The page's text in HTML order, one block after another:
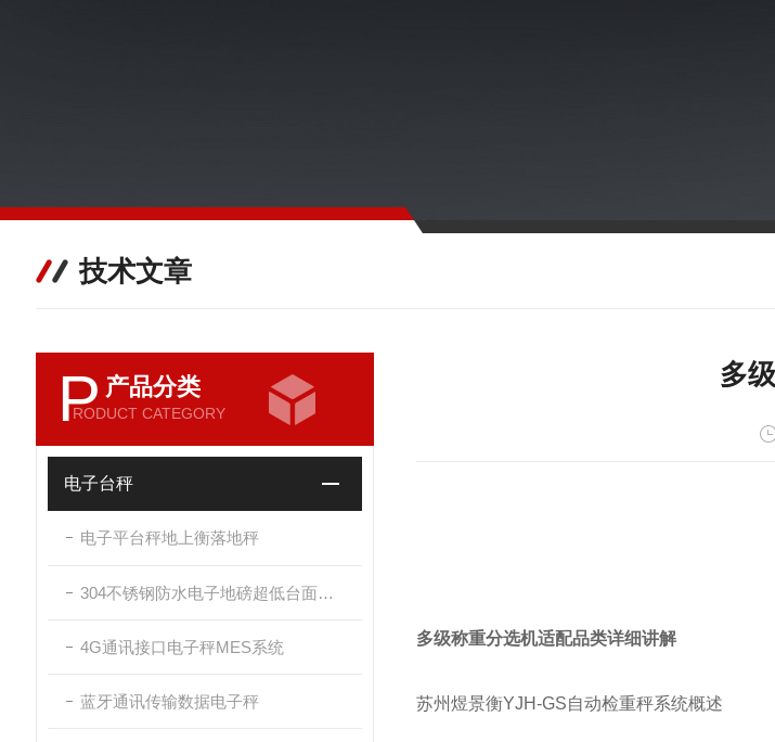
技术文章
P 产品分类
RODUCT CATEGORY
电子台秤
电子平台秤地上衡落地秤
304不锈钢防水电子地磅超低台面带斜坡
4G通讯接口电子秤MES系统
蓝牙通讯传输数据电子秤
多
多级称重分选机适配品类详细讲解
苏州煜景衡YJH-GS自动检重秤系统概述